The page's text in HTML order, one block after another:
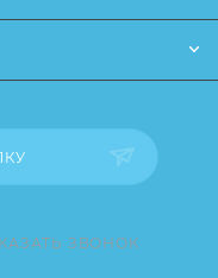
ЗВОНОК